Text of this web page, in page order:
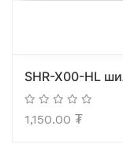
SHR-X00-HL
1,150.00 ₮